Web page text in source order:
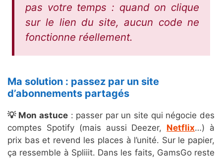
pas votre temps : quand on clique
sur le lien du site, aucun code ne
fonctionne réellement.
Ma solution : passez par un site
d’abonnements partagés
💡 Mon astuce: passer par un site qui négocie des
comptes Spotify (mais aussi Deezer, Netflix…) à
prix bas et revend les places à l’unité. Sur le papier,
ça ressemble à Spliiit. Dans les faits, GamsGo reste